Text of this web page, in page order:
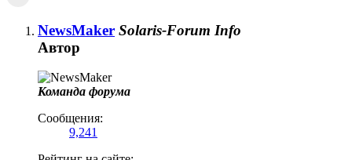
NewsMaker Solaris-Forum Info
Автор
Команда форума
Сообщения:
9,241